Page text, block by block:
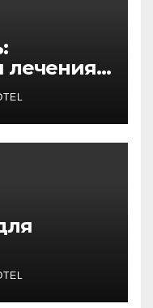
лечения